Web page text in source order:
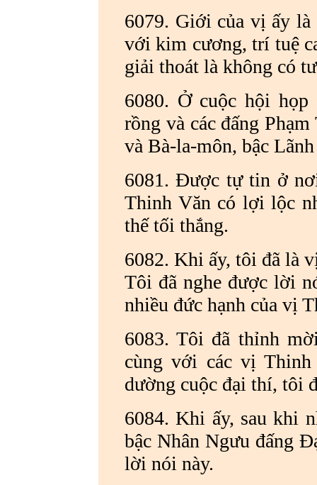
6079. Giới của vị ấy là
với kim cương, trí tuệ
giải thoát là không có
6080. Ở cuộc hội
rồng và các đấng
và Bà-la-môn, bậc
6081. Được tự tin ở
Thinh Văn có lợi lộc
thế tối thắng.
6082. Khi ấy, tôi đã là
Tôi đã nghe được lời
nhiều đức hạnh của vị
6083. Tôi đã thỉnh
cùng với các vị
dường cuộc đại thí, tôi
6084. Khi ấy, sau khi
bậc Nhân Ngưu đấng
lời nói này.